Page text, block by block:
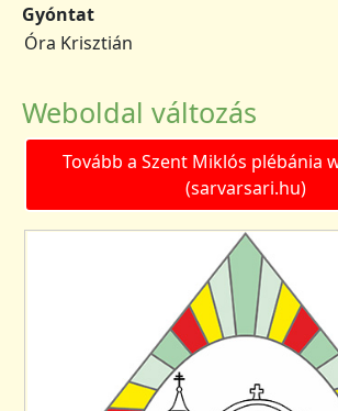
Gyóntat
Óra Krisztián
Weboldal változás
Tovább a Szent Miklós plébánia
(sarvarsari.hu)